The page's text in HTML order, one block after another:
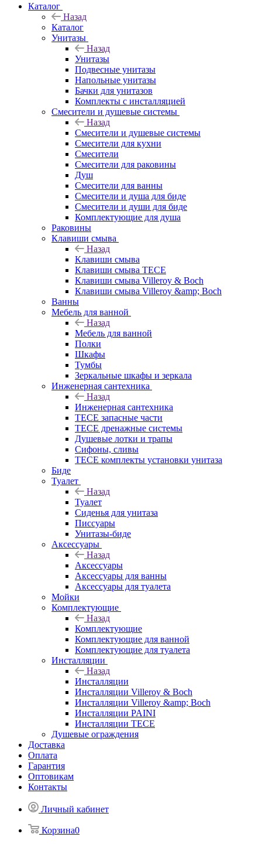
Каталог
Назад
Каталог
Унитазы
Назад
Унитазы
Подвесные унитазы
Напольные унитазы
Бачки для унитазов
Комплекты с инсталляцией
Смесители и душевые системы
Назад
Смесители и душевые системы
Смесители для кухни
Смесители
Смесители для раковины
Душ
Смесители для ванны
Смесители и душа для биде
Смесители и души для биде
Комплектующие для душа
Раковины
Клавиши смыва
Назад
Клавиши смыва
Клавиши смыва TECE
Клавиши смыва Villeroy & Boch
Клавиши смыва Villeroy &amp; Boch
Ванны
Мебель для ванной
Назад
Мебель для ванной
Полки
Шкафы
Тумбы
Зеркальные шкафы и зеркала
Инженерная сантехника
Назад
Инженерная сантехника
TECE запасные части
TECE дренажные системы
Душевые лотки и трапы
Сифоны, сливы
TECE комплекты установки унитаза
Биде
Туалет
Назад
Туалет
Сиденья для унитаза
Писсуары
Унитазы-биде
Аксессуары
Назад
Аксессуары
Аксессуары для ванны
Аксессуары для туалета
Мойки
Комплектующие
Назад
Комплектующие
Комплектующие для ванной
Комплектующие для туалета
Инсталляции
Назад
Инсталляции
Инсталляции Villeroy & Boch
Инсталляции Villeroy &amp; Boch
Инсталляции PAINI
Инсталляции TECE
Душевые ограждения
Доставка
Оплата
Гарантия
Оптовикам
Контакты
Личный кабинет
Корзина0